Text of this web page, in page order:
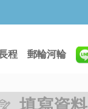
程 郵輪河輪